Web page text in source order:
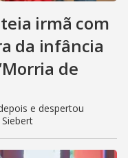
irmã com
da infância
de
e despertou